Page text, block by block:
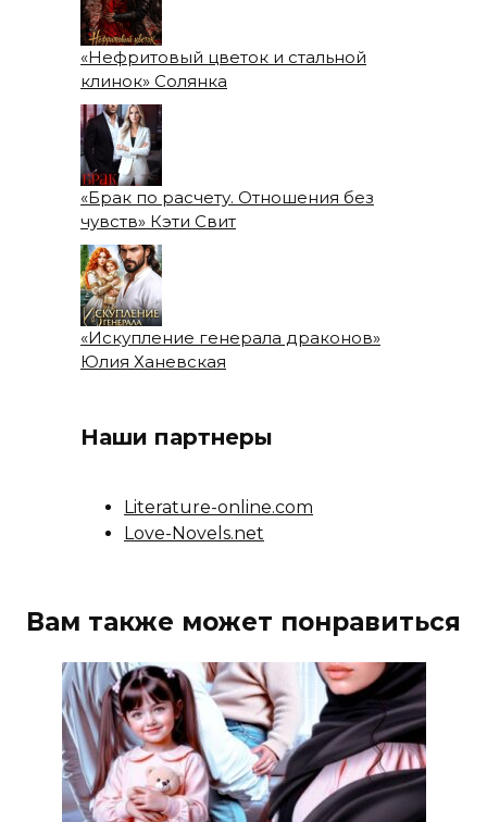
«Нефритовый цветок и стальной
клинок» Солянка
«Брак по расчету. Отношения без
чувств» Кэти Свит
«Искупление генерала драконов»
Юлия Ханевская
Наши партнеры
Literature-online.com
Love-Novels.net
Вам также может понравиться